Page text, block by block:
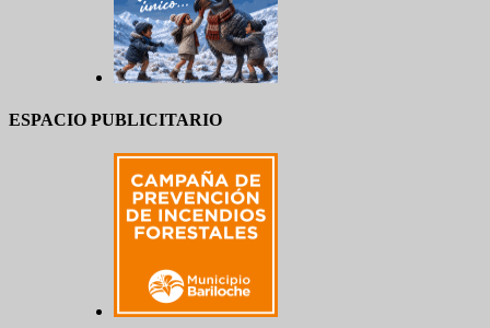
ESPACIO PUBLICITARIO